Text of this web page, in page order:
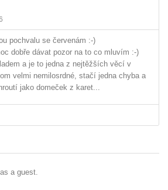
pochvalu se červenám :-)
dobře dávat pozor na to co mluvím :-)
a je to jedna z nejtěžších věcí v
velmi nemilosrdné, stačí jedna chyba a
jako domeček z karet...
a guest.